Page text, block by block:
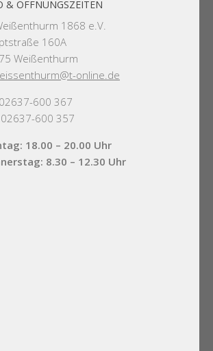
& ÖFFNUNGSZEITEN
1868 e.V.
160A
Weißenthurm
online.de
600 367
02637-600 357
18.00 – 20.00 Uhr
8.30 – 12.30 Uhr